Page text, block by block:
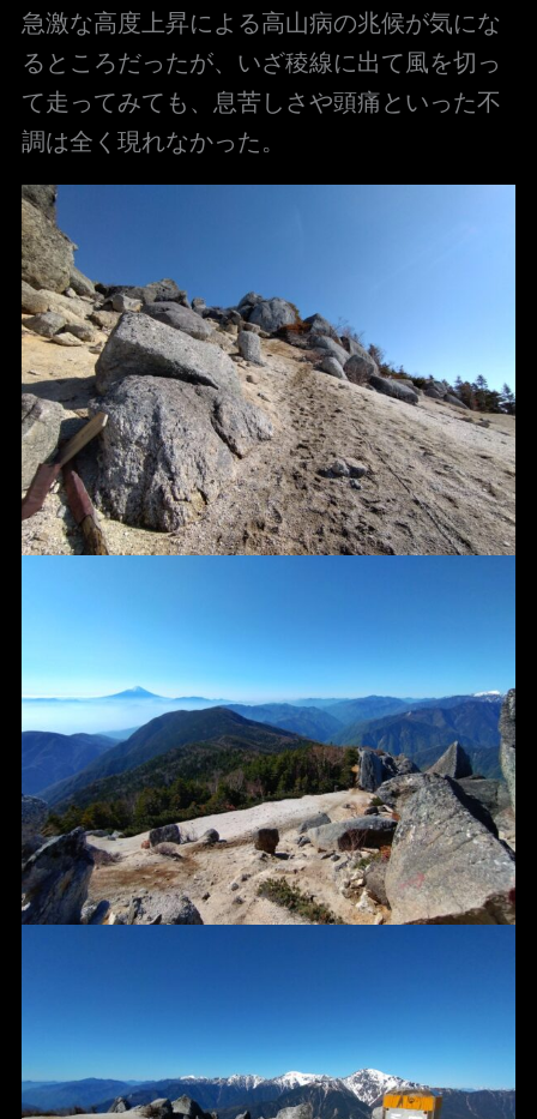
急激な高度上昇による高山病の兆候が気にな
るところだったが、いざ稜線に出て風を切っ
て走ってみても、息苦しさや頭痛といった不
調は全く現れなかった。